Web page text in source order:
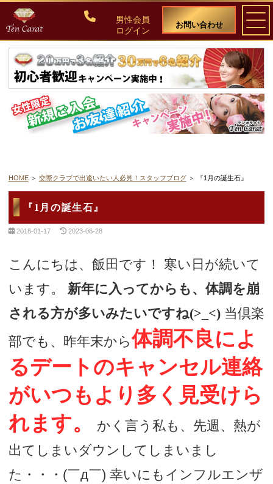
男性会員
ログイン
お問い合わせ
ご入会について
料金・入会案内
会員比率『１：１０』にこだわる理由
50代・60代のための後悔しない選び方
女性会員の紹介
男性会員様の声
デートまでの流れ
アフィリエイトをご検討の皆様へ。
HOME 交際クラブで出逢いたい人必見！スタッフブログ 『1月の誕生石』
『1月の誕生石』
2018-01-17 2023-06-28
こんにちは、飯田です！ 寒い日が続いて
います。 新年に入ってからも、体調を崩
される方が多いみたいですね(>_<)当倶楽
部でも、昨年末から体調不良によ
るデートのキャンセル連絡
がいつもより多く見受けら
れます。
かく言う私も、先週、熱が
出てしまいダウンしてしまいまし
た・・・(￣д￣) 幸いにもインフルエンザ